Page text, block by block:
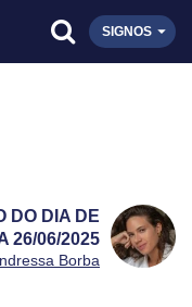
SIGNOS
DO DIA DE
26/06/2025
Borba